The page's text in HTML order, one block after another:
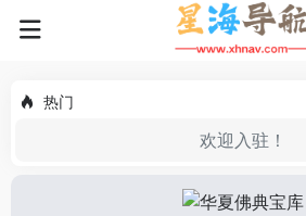
热门
欢迎入驻！